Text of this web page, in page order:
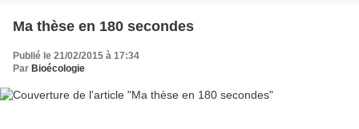
Ma thèse en 180 secondes
Publié le 21/02/2015 à 17:34
Par Bioécologie